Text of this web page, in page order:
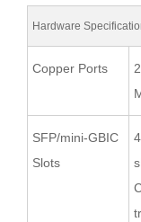
Hardware
Copper Ports
SFP/mini-GBIC
Slots